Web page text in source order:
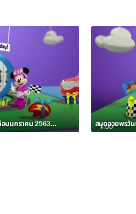
สมุดอวยพรวันเกิดของดิสนีย์ จูเนียร์เดือนมกราคม 2563 อัลบั้ม 7 1:00